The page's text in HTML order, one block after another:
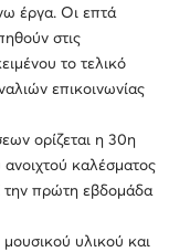
έργα. Οι επτά
στις
το τελικό
επικοινωνίας
ορίζεται η 30η
καλέσματος
την πρώτη εβδομάδα
υλικού και